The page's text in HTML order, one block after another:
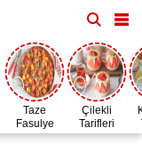
Taze
Fasulye
Zamanı
Çilekli
Tarifleri